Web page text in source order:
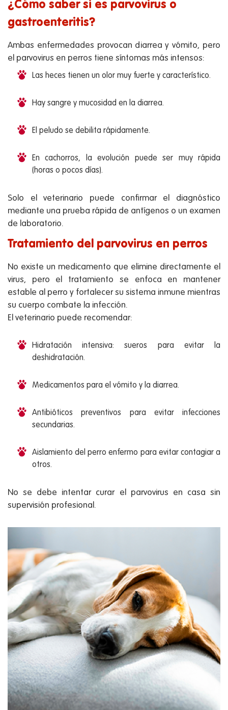
¿Cómo saber si es parvovirus o
gastroenteritis?
Ambas enfermedades provocan diarrea y vómito, pero
el parvovirus en perros tiene síntomas más intensos:
Las heces tienen un olor muy fuerte y característico.
Hay sangre y mucosidad en la diarrea.
El peludo se debilita rápidamente.
En cachorros, la evolución puede ser muy rápida
(horas o pocos días).
Solo el veterinario puede confirmar el diagnóstico
mediante una prueba rápida de antígenos o un examen
de laboratorio.
Tratamiento del parvovirus en perros
No existe un medicamento que elimine directamente el
virus, pero el tratamiento se enfoca en mantener
estable al perro y fortalecer su sistema inmune mientras
su cuerpo combate la infección.
El veterinario puede recomendar:
Hidratación intensiva: sueros para evitar la
deshidratación.
Medicamentos para el vómito y la diarrea.
Antibióticos preventivos para evitar infecciones
secundarias.
Aislamiento del perro enfermo para evitar contagiar a
otros.
No se debe intentar curar el parvovirus en casa sin
supervisión profesional.